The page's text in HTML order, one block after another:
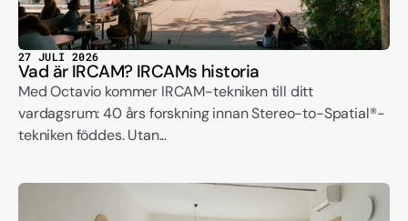
27 JULI 2026
Vad är IRCAM? IRCAMs historia
Med Octavio kommer IRCAM-tekniken till ditt
vardagsrum: 40 års forskning innan Stereo-to-Spatial®-
tekniken föddes. Utan...